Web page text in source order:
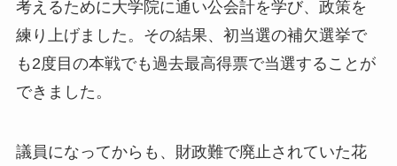
考えるために大学院に通い公会計を学び、政策を
練り上げました。その結果、初当選の補欠選挙で
も2度目の本戦でも過去最高得票で当選することが
できました。
議員になってからも、財政難で廃止されていた花